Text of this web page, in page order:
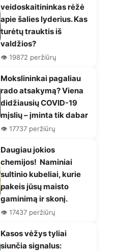
veidoskaitininkas rėžė
apie šalies lyderius. Kas
turėtų trauktis iš
valdžios?
👁️ 19872 peržiūrų
Mokslininkai pagaliau
rado atsakymą? Viena
didžiausių COVID-19
mįslių – įminta tik dabar
👁️ 17737 peržiūrų
Daugiau jokios
chemijos! Naminiai
sultinio kubeliai, kurie
pakeis jūsų maisto
gaminimą ir skonį.
👁️ 17437 peržiūrų
Kasos vėžys tyliai
siunčia signalus: